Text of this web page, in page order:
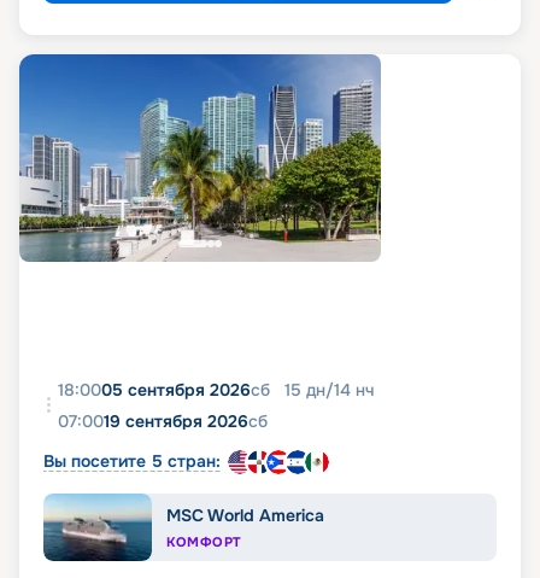
18:0005 сентября 2026сб 15 дн/14 нч
07:0019 сентября 2026сб
Вы посетите 5 стран:
MSC World America
КОМФОРТ